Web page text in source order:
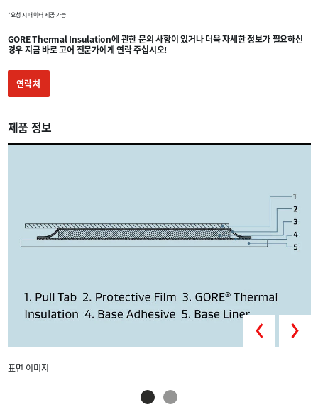
*요청 시 데이터 제공 가능
GORE Thermal Insulation에 관한 문의 사항이 있거나 더욱 자세한 정보가 필요하신
경우 지금 바로 고어 전문가에게 연락 주십시오!
연락처
제품 정보
표면 이미지